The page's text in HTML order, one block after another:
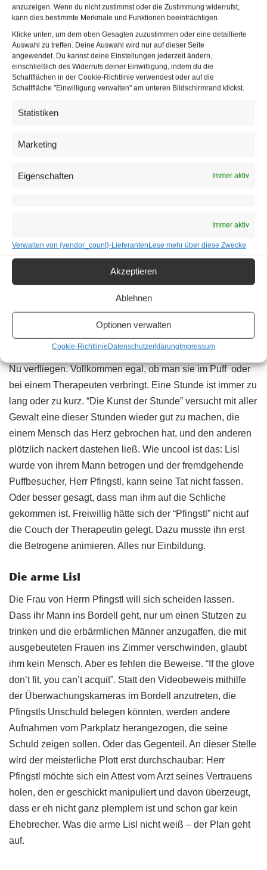
anzuzeigen. Wenn du nicht zustimmst oder die Zustimmung widerrufst,
kann dies bestimmte Merkmale und Funktionen beeinträchtigen.
Klicke unten, um dem oben Gesagten zuzustimmen oder eine detaillierte
Auswahl zu treffen. Deine Auswahl wird nur auf dieser Seite
angewendet. Du kannst deine Einstellungen jederzeit ändern,
einschließlich des Widerrufs deiner Einwilligung, indem du die
Schaltflächen in der Cookie-Richtlinie verwendest oder auf die
Schaltfläche "Einwilligung verwalten" am unteren Bildschirmrand klickst.
Statistiken
Marketing
Eigenschaften Immer aktiv
Immer aktiv
Verwalten von {vendor_count}-LieferantenLese mehr über diese Zwecke
Akzeptieren
Ablehnen
Optionen verwalten
Cookie-RichtlinieDatenschutzerklärungImpressum
Auf der Couch gefesselt
Sechzig Minuten können eine Ewigkeit dauern oder wie im
Nu verfliegen. Vollkommen egal, ob man sie im Puff oder
bei einem Therapeuten verbringt. Eine Stunde ist immer zu
lang oder zu kurz. “Die Kunst der Stunde” versucht mit aller
Gewalt eine dieser Stunden wieder gut zu machen, die
einem Mensch das Herz gebrochen hat, und den anderen
plötzlich nackert dastehen ließ. Wie uncool ist das: Lisl
wurde von ihrem Mann betrogen und der fremdgehende
Puffbesucher, Herr Pfingstl, kann seine Tat nicht fassen.
Oder besser gesagt, dass man ihm auf die Schliche
gekommen ist. Freiwillig hätte sich der “Pfingstl” nicht auf
die Couch der Therapeutin gelegt. Dazu musste ihn erst
die Betrogene animieren. Alles nur Einbildung.
Die arme Lisl
Die Frau von Herrn Pfingstl will sich scheiden lassen.
Dass ihr Mann ins Bordell geht, nur um einen Stutzen zu
trinken und die erbärmlichen Männer anzugaffen, die mit
ausgebeuteten Frauen ins Zimmer verschwinden, glaubt
ihm kein Mensch. Aber es fehlen die Beweise. “If the glove
don’t fit, you can’t acquit”. Statt den Videobeweis mithilfe
der Überwachungskameras im Bordell anzutreten, die
Pfingstls Unschuld belegen könnten, werden andere
Aufnahmen vom Parkplatz herangezogen, die seine
Schuld zeigen sollen. Oder das Gegenteil. An dieser Stelle
wird der meisterliche Plott erst durchschaubar: Herr
Pfingstl möchte sich ein Attest vom Arzt seines Vertrauens
holen, den er geschickt manipuliert und davon überzeugt,
dass er eh nicht ganz plemplem ist und schon gar kein
Ehebrecher. Was die arme Lisl nicht weiß – der Plan geht
auf.